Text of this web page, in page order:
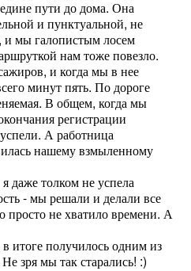
пути до дома. Она
и пунктуальной, не
и мы галопистым лосем
нам тоже повезло.
и когда мы в нее
минут пять. По дороге
В общем, когда мы
регистрации
А работница
нашему взмыленному
даже толком не успела
- мы решали и делали все
просто не хватило времени. А
итоге получилось одним из
зря мы так старались! :)